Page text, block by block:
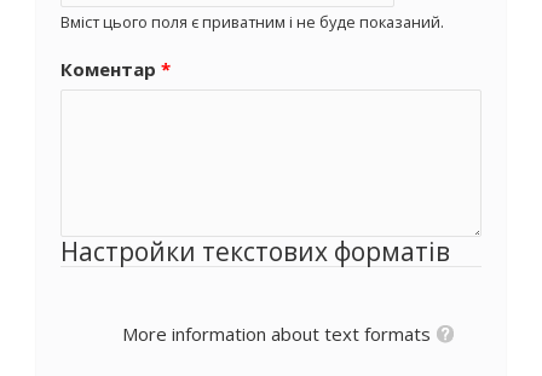
Вміст цього поля є приватним і не буде показаний.
Коментар *
Настройки текстових форматів
More information about text formats